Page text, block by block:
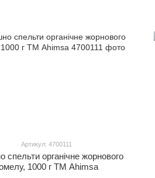
Артикул: 4700111
спельти органічне жорнового
1000 г ТМ Ahimsa